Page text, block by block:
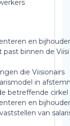
en
past binnen de Viisi
die Viisionairs
in
betreffende cirkel
en
van